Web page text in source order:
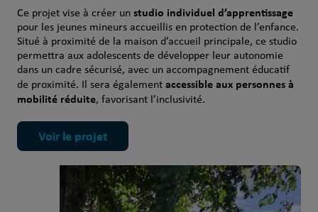
Ce projet vise à créer un studio individuel d’apprentissage
pour les jeunes mineurs accueillis en protection de l’enfance.
Situé à proximité de la maison d’accueil principale, ce studio
permettra aux adolescents de développer leur autonomie
dans un cadre sécurisé, avec un accompagnement éducatif
de proximité. Il sera également accessible aux personnes à
mobilité réduite, favorisant l’inclusivité.
Voir le projet